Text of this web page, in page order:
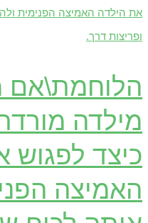
הלוחמת\אם
מילדה
כיצד לפגוש
האמיצה